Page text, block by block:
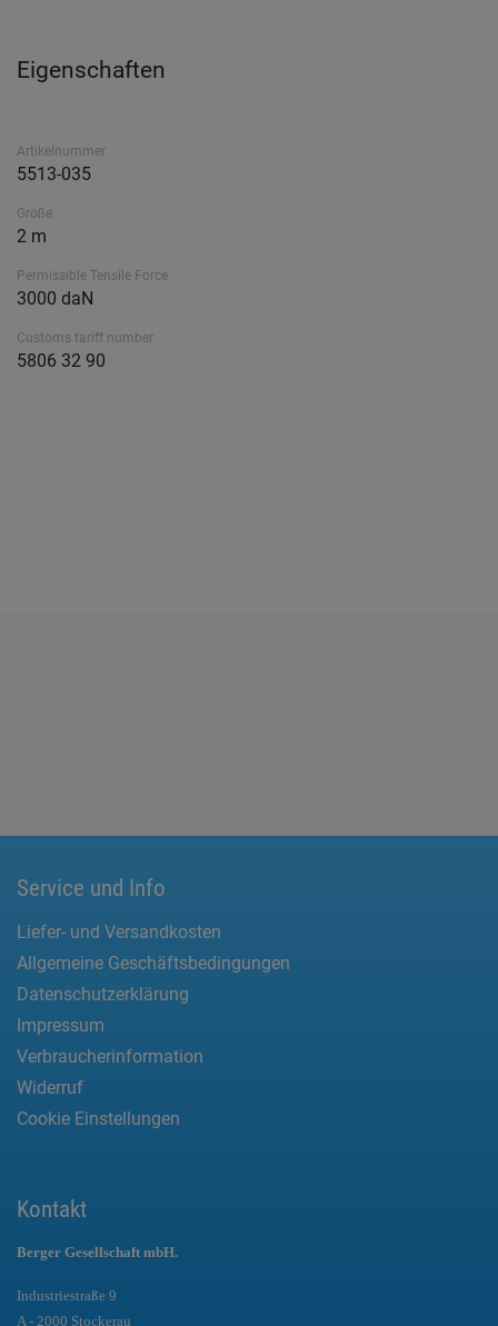
Eigenschaften
Artikelnummer
5513-035
Größe
2 m
Permissible Tensile Force
3000 daN
Customs tariff number
5806 32 90
Service und Info
Liefer- und Versandkosten
Allgemeine Geschäftsbedingungen
Datenschutzerklärung
Impressum
Verbraucherinformation
Widerruf
Cookie Einstellungen
Kontakt
Berger Gesellschaft mbH.
Industriestraße 9
A - 2000 Stockerau